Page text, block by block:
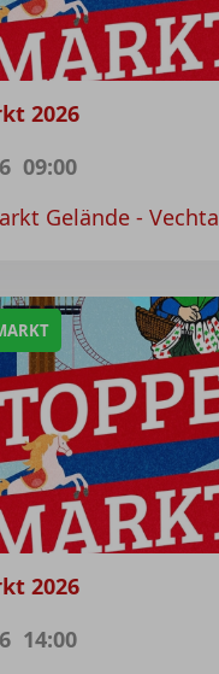
2026
09:00
Gelände - Vechta
2026
14:00